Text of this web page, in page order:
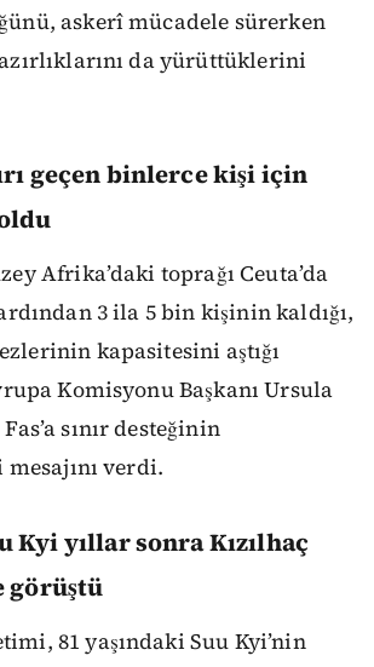
askerî mücadele sürerken
da yürüttüklerini
geçen binlerce kişi için
Afrika’daki toprağı Ceuta’da
ardından 3 ila 5 bin kişinin kaldığı,
kapasitesini aştığı
Komisyonu Başkanı Ursula
sınır desteğinin
verdi.
Kyi yıllar sonra Kızılhaç
görüştü
81 yaşındaki Suu Kyi’nin